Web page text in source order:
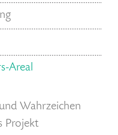
Areal
Wahrzeichen
Projekt